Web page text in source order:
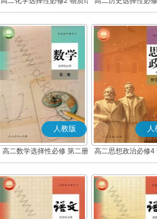
构与性质
度与社会治理(
人教版
高二数学选择性必修 第二册
(A版)
人
高二思想政治必修4
化(部编版)